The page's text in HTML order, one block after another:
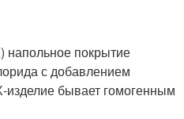
покрытие
с добавлением
изделие бывает гомогенным